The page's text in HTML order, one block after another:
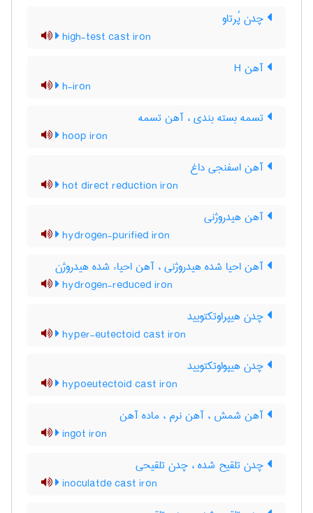
چدن پُرتاو
high-test cast iron
آهن H
h-iron
تسمه بسته بندی ، آهن تسمه
hoop iron
آهن اسفنجی داغ
hot direct reduction iron
آهن هیدروژنی
hydrogen-purified iron
آهن احیا شده هیدروژنی ، آهن احیاء شده هیدروژن
hydrogen-reduced iron
چدن هیپراوتکتویید
hyper-eutectoid cast iron
چدن هیپواوتکتویید
hypoeutectoid cast iron
آهن شمش ، آهن نرم ، ماده آهن
ingot iron
چدن تلقیح شده ، چدن تلقیحی
inoculatde cast iron